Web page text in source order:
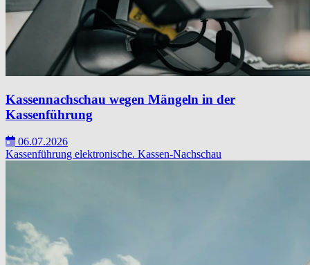
Kassennachschau wegen Mängeln in der
Kassenführung
06.07.2026
Kassenführung elektronische. Kassen-Nachschau